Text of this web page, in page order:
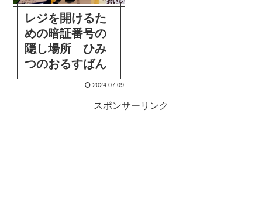
レジを開けるた
めの暗証番号の
隠し場所 ひみ
つのおるすばん
2024.07.09
スポンサーリンク